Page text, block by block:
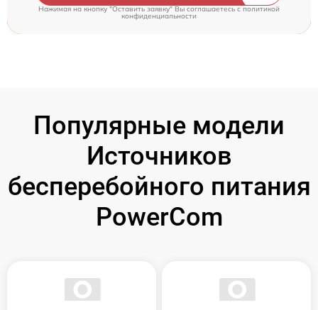
Нажимая на кнопку "Оставить заявку" Вы соглашаетесь cполитикой
конфиденциальности
Популярные модели
Источников
бесперебойного питания
PowerCom